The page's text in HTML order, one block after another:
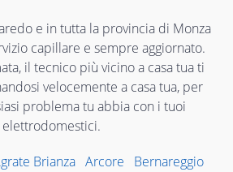
e in tutta la provincia di Monza
capillare e sempre aggiornato.
il tecnico più vicino a casa tua ti
velocemente a casa tua, per
problema tu abbia con i tuoi
elettrodomestici.
Brianza Arcore
Bernareggio